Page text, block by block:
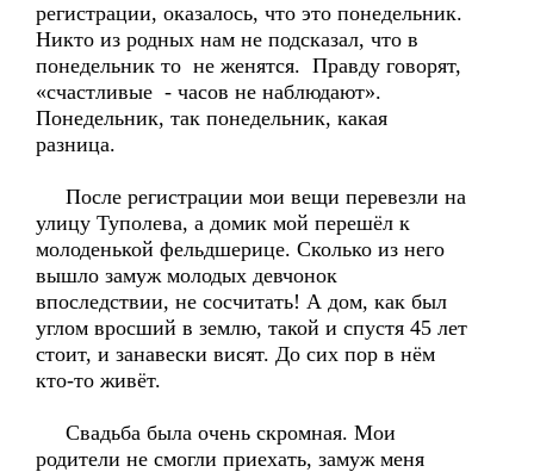
регистрации, оказалось, что это понедельник.
Никто из родных нам не подсказал, что в
понедельник то не женятся. Правду говорят,
«счастливые - часов не наблюдают».
Понедельник, так понедельник, какая
разница.
После регистрации мои вещи перевезли на
улицу Туполева, а домик мой перешёл к
молоденькой фельдшерице. Сколько из него
вышло замуж молодых девчонок
впоследствии, не сосчитать! А дом, как был
углом вросший в землю, такой и спустя 45 лет
стоит, и занавески висят. До сих пор в нём
кто-то живёт.
Свадьба была очень скромная. Мои
родители не смогли приехать, замуж меня